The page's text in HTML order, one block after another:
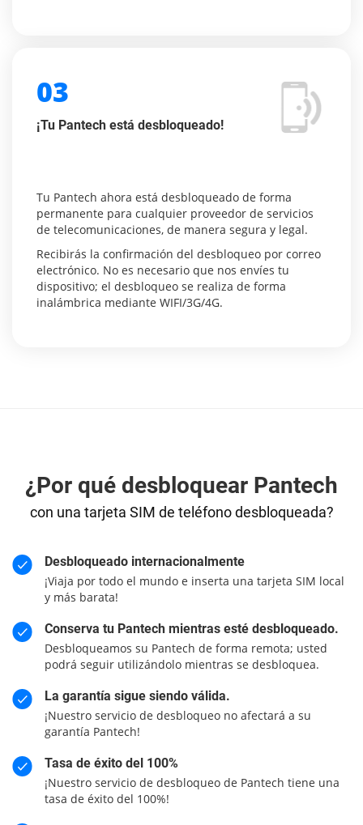
03
¡Tu Pantech está desbloqueado!
Tu Pantech ahora está desbloqueado de forma
permanente para cualquier proveedor de servicios
de telecomunicaciones, de manera segura y legal.
Recibirás la confirmación del desbloqueo por correo
electrónico. No es necesario que nos envíes tu
dispositivo; el desbloqueo se realiza de forma
inalámbrica mediante WIFI/3G/4G.
¿Por qué desbloquear Pantech
con una tarjeta SIM de teléfono desbloqueada?
Desbloqueado internacionalmente
¡Viaja por todo el mundo e inserta una tarjeta SIM local
y más barata!
Conserva tu Pantech mientras esté desbloqueado.
Desbloqueamos su Pantech de forma remota; usted
podrá seguir utilizándolo mientras se desbloquea.
La garantía sigue siendo válida.
¡Nuestro servicio de desbloqueo no afectará a su
garantía Pantech!
Tasa de éxito del 100%
¡Nuestro servicio de desbloqueo de Pantech tiene una
tasa de éxito del 100%!